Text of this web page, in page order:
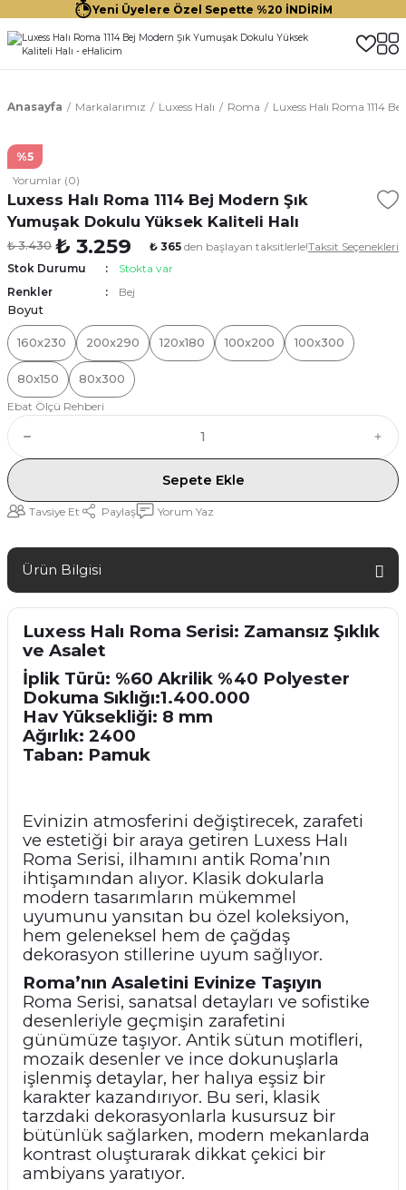
Yeni Üyelere Özel Sepette %20 İNDİRİM
Anasayfa Markalarımız Luxess Halı Roma Luxess Halı Roma 1114
%5
Yorumlar (0)
Luxess Halı Roma 1114 Bej Modern Şık
Yumuşak Dokulu Yüksek Kaliteli Halı
₺ 3.430 ₺ 3.259 ₺ 365 den başlayan taksitlerle!Taksit Seçenekleri
Stok Durumu
Stokta var
Renkler
Bej
Boyut
160x230 200x290 120x180 100x200 100x300
80x150
80x300
Ebat Ölçü Rehberi
Sepete Ekle
Tavsiye Et Paylaş Yorum Yaz
Ürün Bilgisi
Luxess Halı Roma Serisi: Zamansız Şıklık
ve Asalet
İplik Türü: %60 Akrilik %40 Polyester
Dokuma Sıklığı:1.400.000
Hav Yüksekliği: 8 mm
Ağırlık: 2400
Taban: Pamuk
Evinizin atmosferini değiştirecek, zarafeti
ve estetiği bir araya getiren Luxess Halı
Roma Serisi, ilhamını antik Roma’nın
ihtişamından alıyor. Klasik dokularla
modern tasarımların mükemmel
uyumunu yansıtan bu özel koleksiyon,
hem geleneksel hem de çağdaş
dekorasyon stillerine uyum sağlıyor.
Roma’nın Asaletini Evinize Taşıyın
Roma Serisi, sanatsal detayları ve sofistike
desenleriyle geçmişin zarafetini
günümüze taşıyor. Antik sütun motifleri,
mozaik desenler ve ince dokunuşlarla
işlenmiş detaylar, her halıya eşsiz bir
karakter kazandırıyor. Bu seri, klasik
tarzdaki dekorasyonlarla kusursuz bir
bütünlük sağlarken, modern mekanlarda
kontrast oluşturarak dikkat çekici bir
ambiyans yaratıyor.